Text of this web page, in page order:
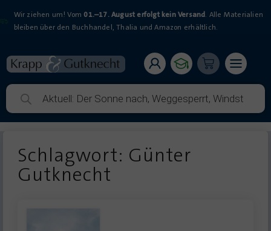
Wir ziehen um! Vom 01.–17. August erfolgt kein Versand. Alle Materialien
bleiben über den Buchhandel, Thalia und Amazon erhältlich.
Schlagwort: Günter
Gutknecht